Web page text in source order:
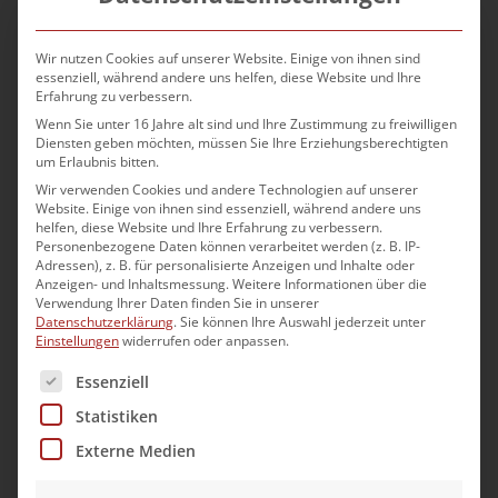
Als einer der größten Arbeitgeber der Region
wissen wir, dass der Grundstein für gutes Personal
in der Ausbildung gelegt wird. Deshalb werden
unsere Auszubildenden sowohl fachlich wie auch
persönlich über das normale Maß hinaus vielseitig
gefördert (z.B. durch innerbetrieblichen Unterricht,
ein 3-tägiges erlebnisorientiertes Seminar, 3-
tägiger Karriere-Workshop, Projektarbeiten, etc.).
Informiere dich jetzt über die
Einstellungsmöglichkeiten und werde Teil unserer
„Sparkassenfamilie“!
Wir freuen uns auf deine Online-Bewerbung unter:
www.sparkasse-ansbach.de/karriere
Wir nutzen Cookies auf unserer Website. Einige von ihnen sind
essenziell, während andere uns helfen, diese Website und Ihre
Erfahrung zu verbessern.
Wenn Sie unter 16 Jahre alt sind und Ihre Zustimmung zu freiwilligen
Diensten geben möchten, müssen Sie Ihre Erziehungsberechtigten
um Erlaubnis bitten.
Wir verwenden Cookies und andere Technologien auf unserer
Website. Einige von ihnen sind essenziell, während andere uns
helfen, diese Website und Ihre Erfahrung zu verbessern.
Personenbezogene Daten können verarbeitet werden (z. B. IP-
Adressen), z. B. für personalisierte Anzeigen und Inhalte oder
Anzeigen- und Inhaltsmessung.Weitere Informationen über die
Verwendung Ihrer Daten finden Sie in unserer
Datenschutzerklärung.Sie können Ihre Auswahl jederzeit unter
Einstellungenwiderrufen oder anpassen.
Es folgt eine Liste der Service-Gruppen, für die eine
Essenziell
Statistiken
Externe Medien